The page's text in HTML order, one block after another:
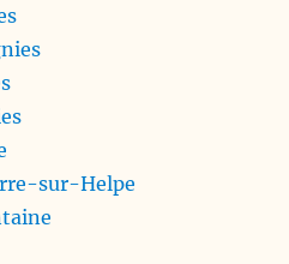
sur-Helpe